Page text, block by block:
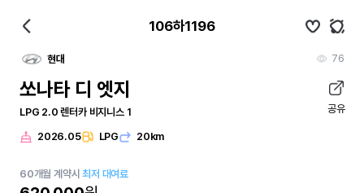
106하1196
현대 76
쏘나타 디 엣지
LPG 2.0 렌터카 비지니스 1 공유
2026.05 LPG 20km
60개월 계약시최저 대여료